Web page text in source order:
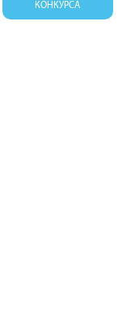
КОНКУРСА